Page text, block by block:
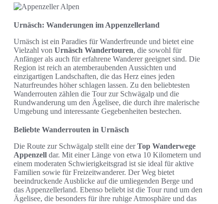
Urnäsch: Wanderungen im Appenzellerland
Urnäsch ist ein Paradies für Wanderfreunde und bietet eine
Vielzahl von Urnäsch Wandertouren, die sowohl für
Anfänger als auch für erfahrene Wanderer geeignet sind. Die
Region ist reich an atemberaubenden Aussichten und
einzigartigen Landschaften, die das Herz eines jeden
Naturfreundes höher schlagen lassen. Zu den beliebtesten
Wanderrouten zählen die Tour zur Schwägalp und die
Rundwanderung um den Ägelisee, die durch ihre malerische
Umgebung und interessante Gegebenheiten bestechen.
Beliebte Wanderrouten in Urnäsch
Die Route zur Schwägalp stellt eine derTop Wanderwege
Appenzell dar. Mit einer Länge von etwa 10 Kilometern und
einem moderaten Schwierigkeitsgrad ist sie ideal für aktive
Familien sowie für Freizeitwanderer. Der Weg bietet
beeindruckende Ausblicke auf die umliegenden Berge und
das Appenzellerland. Ebenso beliebt ist die Tour rund um den
Ägelisee, die besonders für ihre ruhige Atmosphäre und das